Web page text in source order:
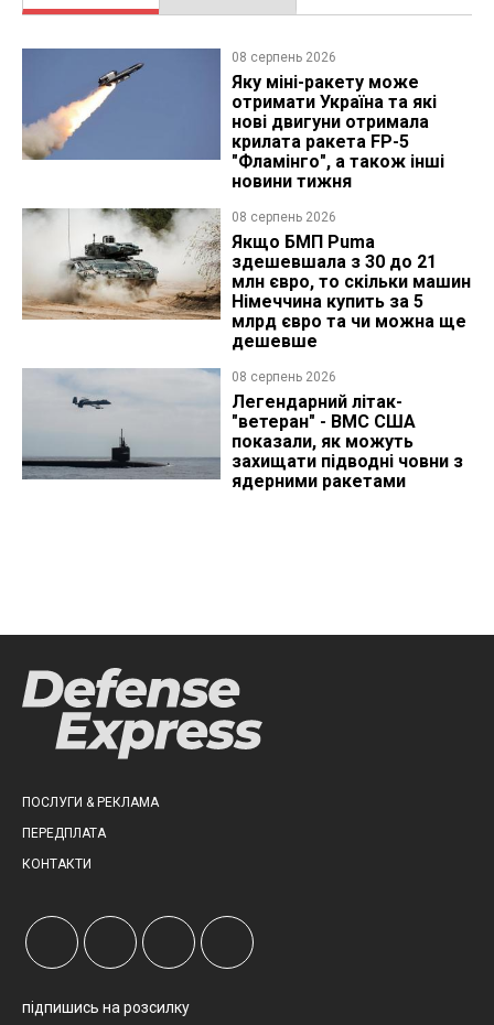
08 серпень 2026
Яку міні-ракету може
отримати Україна та які
нові двигуни отримала
крилата ракета FP-5
"Фламінго", а також інші
новини тижня
08 серпень 2026
Якщо БМП Puma
здешевшала з 30 до 21
млн євро, то скільки машин
Німеччина купить за 5
млрд євро та чи можна ще
дешевше
08 серпень 2026
Легендарний літак-
"ветеран" - ВМС США
показали, як можуть
захищати підводні човни з
ядерними ракетами
ПОСЛУГИ & РЕКЛАМА
ПЕРЕДПЛАТА
КОНТАКТИ
підпишись на розсилку